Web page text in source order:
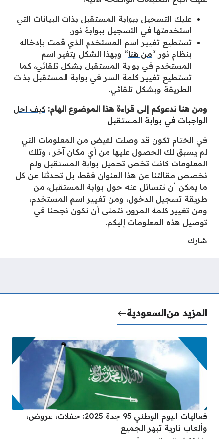
عليك التسجيل ببوابة المستقبل بذات البيانات التي
استخدمتها في التسجيل ببوابة نور.
تستطيع تغيير اسم المستخدم الذي قمت بإدخاله
بنظام نور “من هنا“ وبهذا الشكل يتغير اسم
المستخدم في بوابة المستقبل بشكل تلقائي، كما
تستطيع تغيير كلمة السر في بوابة المستقبل بذات
الطريقة وبشكل تلقائي.
ومن هنا ندعوكم إلى قراءة هذا الموضوع الهام: كيف احل
الواجبات في بوابة المستقبل
في الختام تكون قد وصلت لفيض من المعلومات التي
لم يسبق لك الحصول عليها من أي مكان آخر ، وتلك
المعلومات كانت تخص تحميل بوابة المستقبل ولم
نخصص مقالتنا عن هذا العنوان فقط، بل تحدثنا عن كل
ما يمكن أن تتسائل عنه حول بوابة المستقبل، من
طريقة تسجيل الدخول، ومن تغيير اسم المستخدم،
ومن تغيير كلمة المرور، نتمنى أن نكون نجحنا في
توصيل هذه المعلومات إليكم.
شارك
المزيد منالسعودية
فعاليات اليوم الوطني 95 جدة 2025: حفلات، عروض،
وألعاب نارية تبهر الجميع